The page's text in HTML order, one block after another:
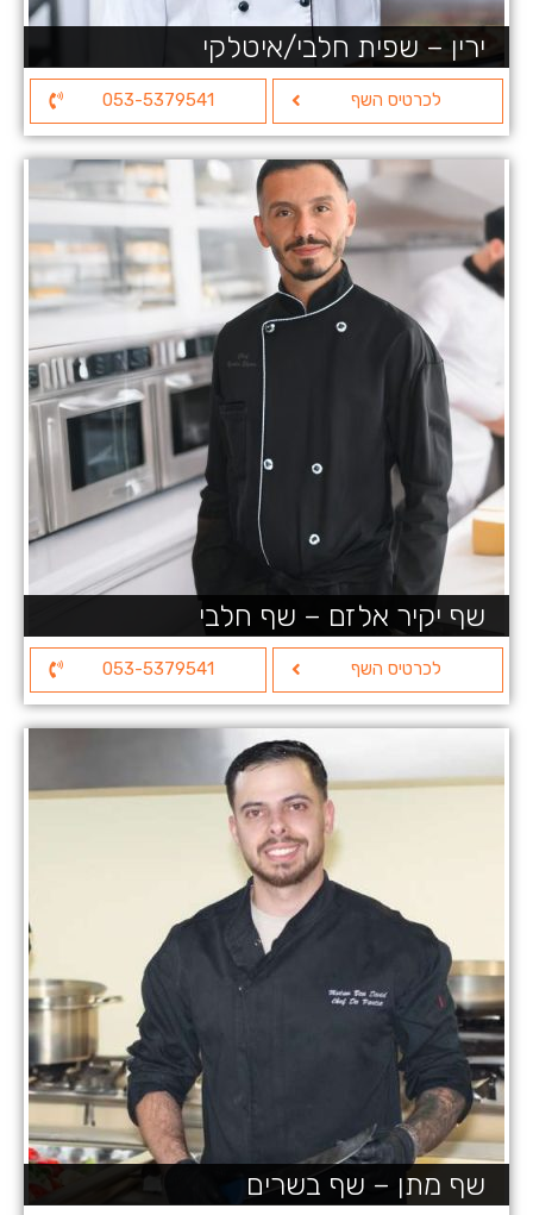
ירין – שפית חלבי/איטלקי
לכרטיס השף 053-5379541
שף יקיר אלזם – שף חלבי
לכרטיס השף 053-5379541
שף מתן – שף בשרים